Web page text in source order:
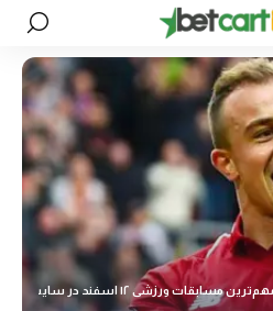
مسابقات ورزشی ۱۲ اسفند در سایت بتکارت